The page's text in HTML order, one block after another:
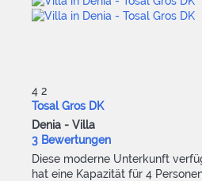
4 2
Tosal Gros DK
Denia - Villa
3 Bewertungen
Diese moderne Unterkunft
hat eine Kapazität für 4